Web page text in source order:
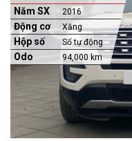
Năm SX 2016
Động cơ Xăng
Hộp số Số tự động
Odo 94,000 km